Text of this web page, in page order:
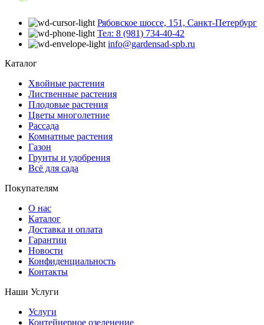
Рябовское шоссе, 151, Санкт-Петербург
Тел: 8 (981) 734-40-42
info@gardensad-spb.ru
Каталог
Хвойные растения
Лиственные растения
Плодовые растения
Цветы многолетние
Рассада
Комнатные растения
Газон
Грунты и удобрения
Всё для сада
Покупателям
О нас
Каталог
Доставка и оплата
Гарантии
Новости
Конфиденциальность
Контакты
Наши Услуги
Услуги
Контейнерное озеленение